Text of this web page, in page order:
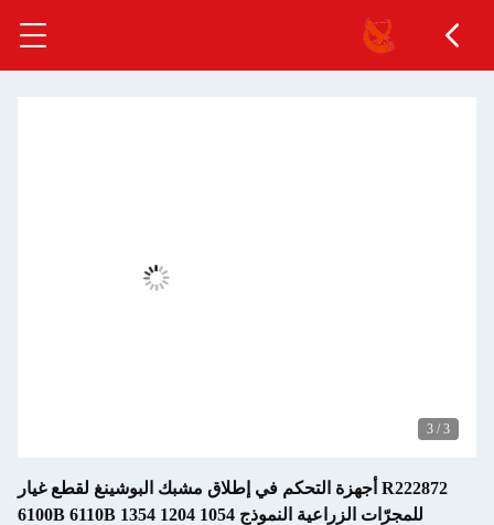
3
/
3
R222872 أجهزة التحكم في إطلاق مشبك البوشينغ لقطع غيار
للمجرّات الزراعية النموذج 1054 1204 1354 6100B 6110B